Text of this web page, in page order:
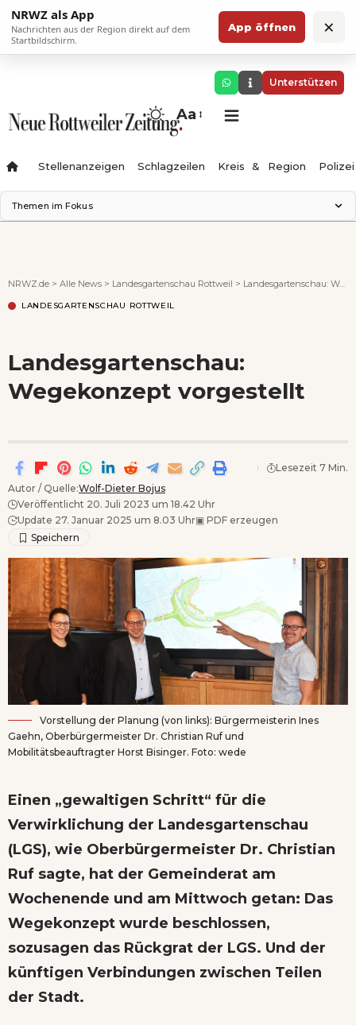
NRWZ als App
Nachrichten aus der Region direkt auf dem
Startbildschirm.
App öffnen ×
Unterstützen
Aa
Stellenanzeigen Schlagzeilen Kreis & Region Polizei
Themen im Fokus
Ferienzauber '26
Testturm
Wenn Orte erzählen ...
NRWZ.de > Alle News > Landesgartenschau Rottweil > Landesgartenschau: Wegekonzept vorgestellt
LANDESGARTENSCHAU ROTTWEIL
Landesgartenschau:
Wegekonzept vorgestellt
Autor / Quelle:Wolf-Dieter Bojus
Veröffentlicht 20. Juli 2023 um 18.42 Uhr
Update 27. Januar 2025 um 8.03 Uhr▣ PDF erzeugen
Lesezeit 7 Min.
Vorstellung der Planung (von links): Bürgermeisterin Ines
Gaehn, Oberbürgermeister Dr. Christian Ruf und
Mobilitätsbeauftragter Horst Bisinger. Foto: wede
Einen „gewaltigen Schritt“ für die
Verwirklichung der Landesgartenschau
(LGS), wie Oberbürgermeister Dr. Christian
Ruf sagte, hat der Gemeinderat am
Wochenende und am Mittwoch getan: Das
Wegekonzept wurde beschlossen,
sozusagen das Rückgrat der LGS. Und der
künftigen Verbindungen zwischen Teilen
der Stadt.